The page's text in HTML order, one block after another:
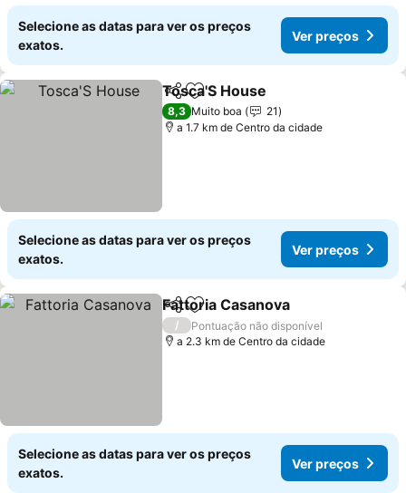
Selecione as datas para ver os preços
exatos.
Ver preços
PartilharAdicionar aos favoritos
Tosca'S House
8,3 Muito boa
21
a 1.7 km de Centro da cidade
Selecione as datas para ver os preços
exatos.
Ver preços
PartilharAdicionar aos favoritos
Fattoria Casanova
/
Pontuação não disponível
a 2.3 km de Centro da cidade
Selecione as datas para ver os preços
exatos.
Ver preços